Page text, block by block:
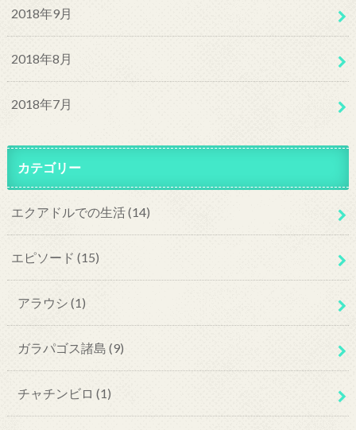
2018年9月
2018年8月
2018年7月
カテゴリー
エクアドルでの生活(14)
エピソード (15)
アラウシ (1)
ガラパゴス諸島 (9)
チャチンビロ (1)